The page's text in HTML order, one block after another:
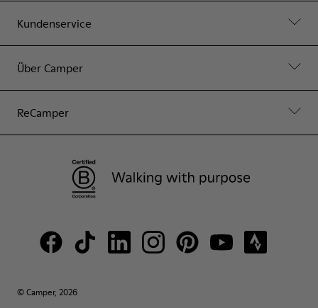
Kundenservice
Über Camper
ReCamper
© Camper, 2026